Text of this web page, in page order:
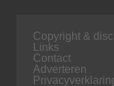
Copyright &
Links
Contact
Adverteren